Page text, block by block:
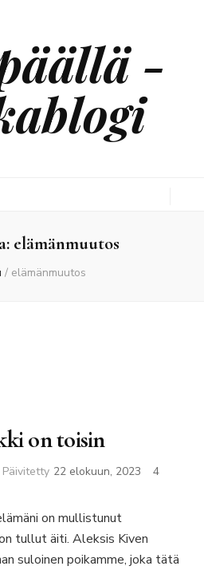
-
elämänmuutos
/ elämänmuutos
on toisin
Päivitetty 22 elokuun, 2023
4
on mullistunut
tullut äiti. Aleksis Kiven
suloinen poikamme, joka tätä